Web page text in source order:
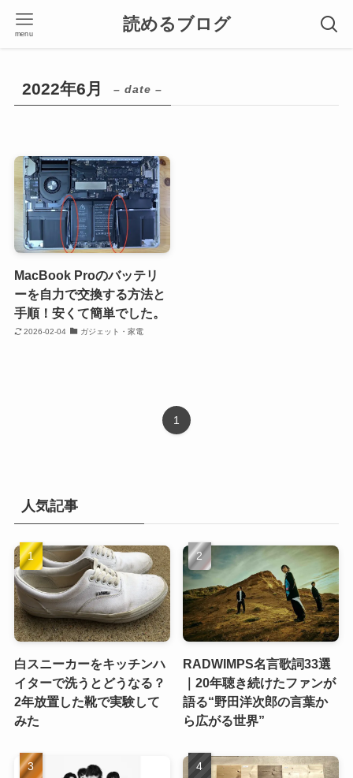
読めるブログ
menu
2022年6月 – date –
MacBook Proのバッテリ
ーを自力で交換する方法と
手順！安くて簡単でした。
2026-02-04 ガジェット・家電
1
人気記事
白スニーカーをキッチンハ
イターで洗うとどうなる？
2年放置した靴で実験して
みた
RADWIMPS名言歌詞33選
｜20年聴き続けたファンが
語る“野田洋次郎の言葉か
ら広がる世界”